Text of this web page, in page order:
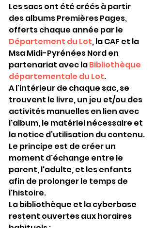
Les sacs ont été créés à partir
des albums Premières Pages,
offerts chaque année par le
Département du Lot, la CAF et la
Msa Midi-Pyrénées Nord en
partenariat avec la Bibliothèque
départementale du Lot.
A l'intérieur de chaque sac, se
trouvent le livre, un jeu et/ou des
activités manuelles en lien avec
l'album, le matériel nécessaire et
la notice d’utilisation du contenu.
Le principe est de créer un
moment d'échange entre le
parent, l'adulte, et les enfants
afin de prolonger le temps de
l'histoire.
La bibliothèque et la cyberbase
restent ouvertes aux horaires